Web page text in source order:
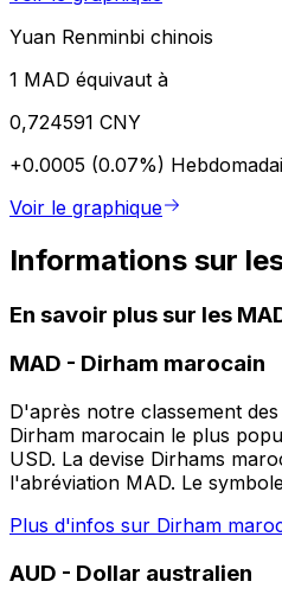
Yuan Renminbi chinois
1 MAD équivaut à
0,724591 CNY
+0.0005 (0.07%)
Voir le graphique
Informations sur
En savoir plus sur les
MAD - Dirham marocain
D'après notre classement
Dirham marocain le plus
USD. La devise Dirhams
l'abréviation MAD. Le
Plus d'infos sur Dirham
AUD - Dollar australien